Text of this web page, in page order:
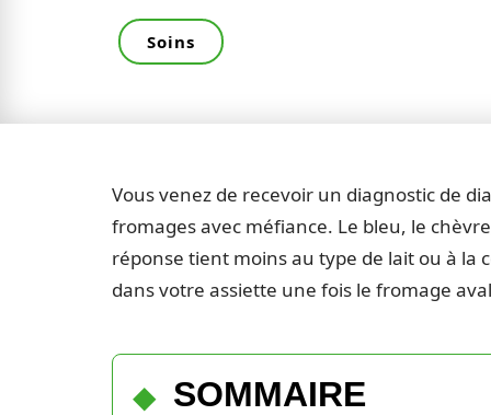
Soins
Vous venez de recevoir un diagnostic de
fromages avec méfiance. Le bleu, le
réponse tient moins au type de lait ou à la
dans votre assiette une fois le fromage
SOMMAIRE